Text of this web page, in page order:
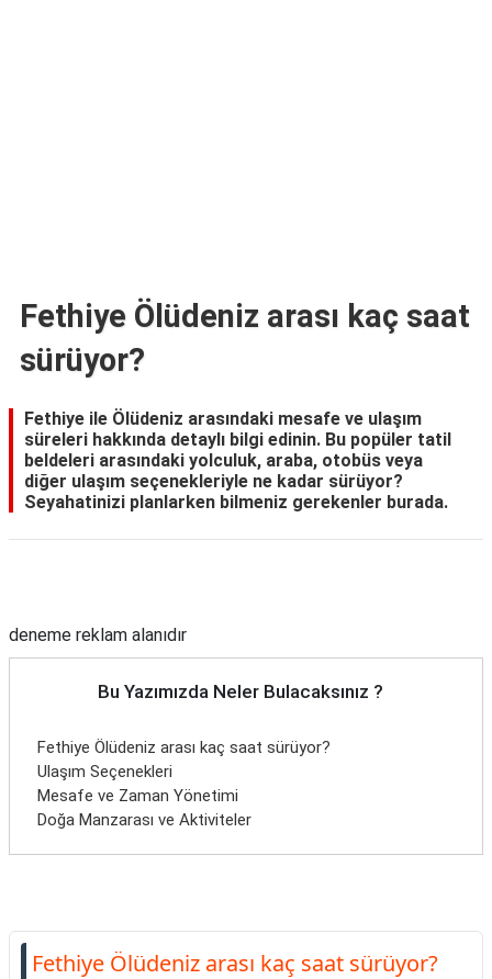
Fethiye Ölüdeniz arası kaç saat
sürüyor?
Fethiye ile Ölüdeniz arasındaki mesafe ve ulaşım
süreleri hakkında detaylı bilgi edinin. Bu popüler tatil
beldeleri arasındaki yolculuk, araba, otobüs veya
diğer ulaşım seçenekleriyle ne kadar sürüyor?
Seyahatinizi planlarken bilmeniz gerekenler burada.
deneme reklam alanıdır
Bu Yazımızda Neler Bulacaksınız ?
Fethiye Ölüdeniz arası kaç saat sürüyor?
Ulaşım Seçenekleri
Mesafe ve Zaman Yönetimi
Doğa Manzarası ve Aktiviteler
Fethiye Ölüdeniz arası kaç saat sürüyor?